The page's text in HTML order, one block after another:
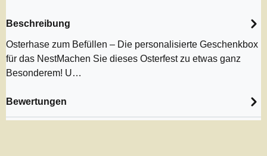
Beschreibung
Osterhase zum Befüllen – Die personalisierte Geschenkbox
für das NestMachen Sie dieses Osterfest zu etwas ganz
Besonderem! U…
Bewertungen